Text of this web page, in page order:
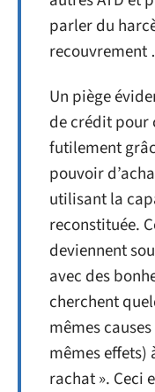
parler du
Un piège
de crédit pour
futilement
pouvoir
utilisant la
reconstituée.
deviennent
avec des
cherchent
mêmes
mêmes effets)
rachat ». Ceci